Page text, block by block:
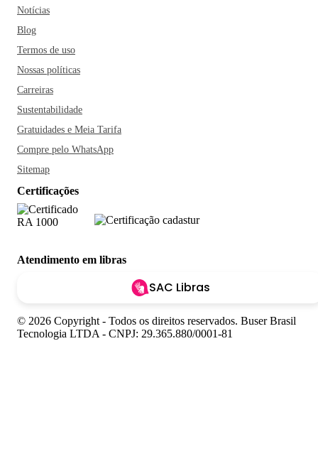
Notícias
Blog
Termos de uso
Nossas políticas
Carreiras
Sustentabilidade
Gratuidades e Meia Tarifa
Compre pelo WhatsApp
Sitemap
Certificações
Atendimento em libras
SAC Libras
© 2026 Copyright - Todos os direitos reservados. Buser Brasil
Tecnologia LTDA - CNPJ: 29.365.880/0001-81